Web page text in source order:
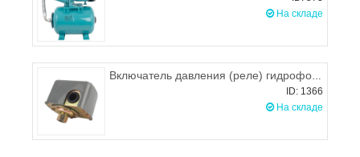
На складе
Включатель давления (реле) гидрофора Omnigena Z (JY) внутр. резьба
ID: 1366
На складе